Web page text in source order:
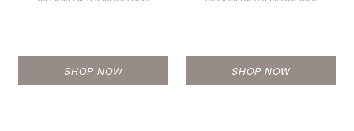
SHOP NOW SHOP NOW